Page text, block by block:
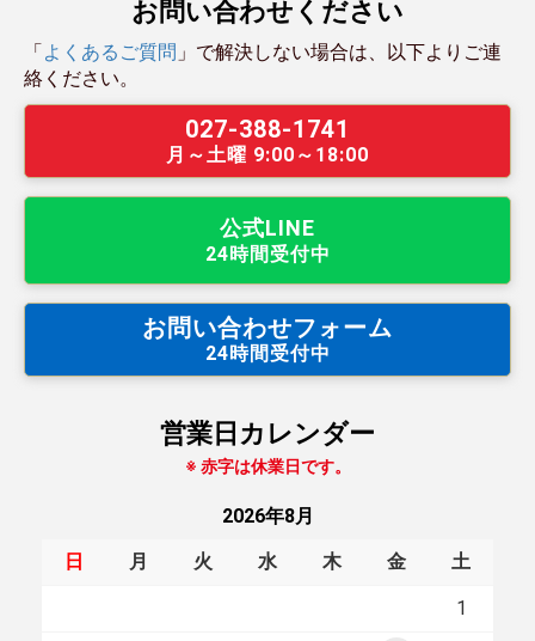
お問い合わせください
「よくあるご質問 」で解決しない場合は、以下よりご連
絡ください。
027-388-1741
月～土曜 9:00～18:00
公式LINE
24時間受付中
お問い合わせフォーム
24時間受付中
営業日カレンダー
※ 赤字は休業日です。
2026年8月
日
月 火 水 木 金 土
1